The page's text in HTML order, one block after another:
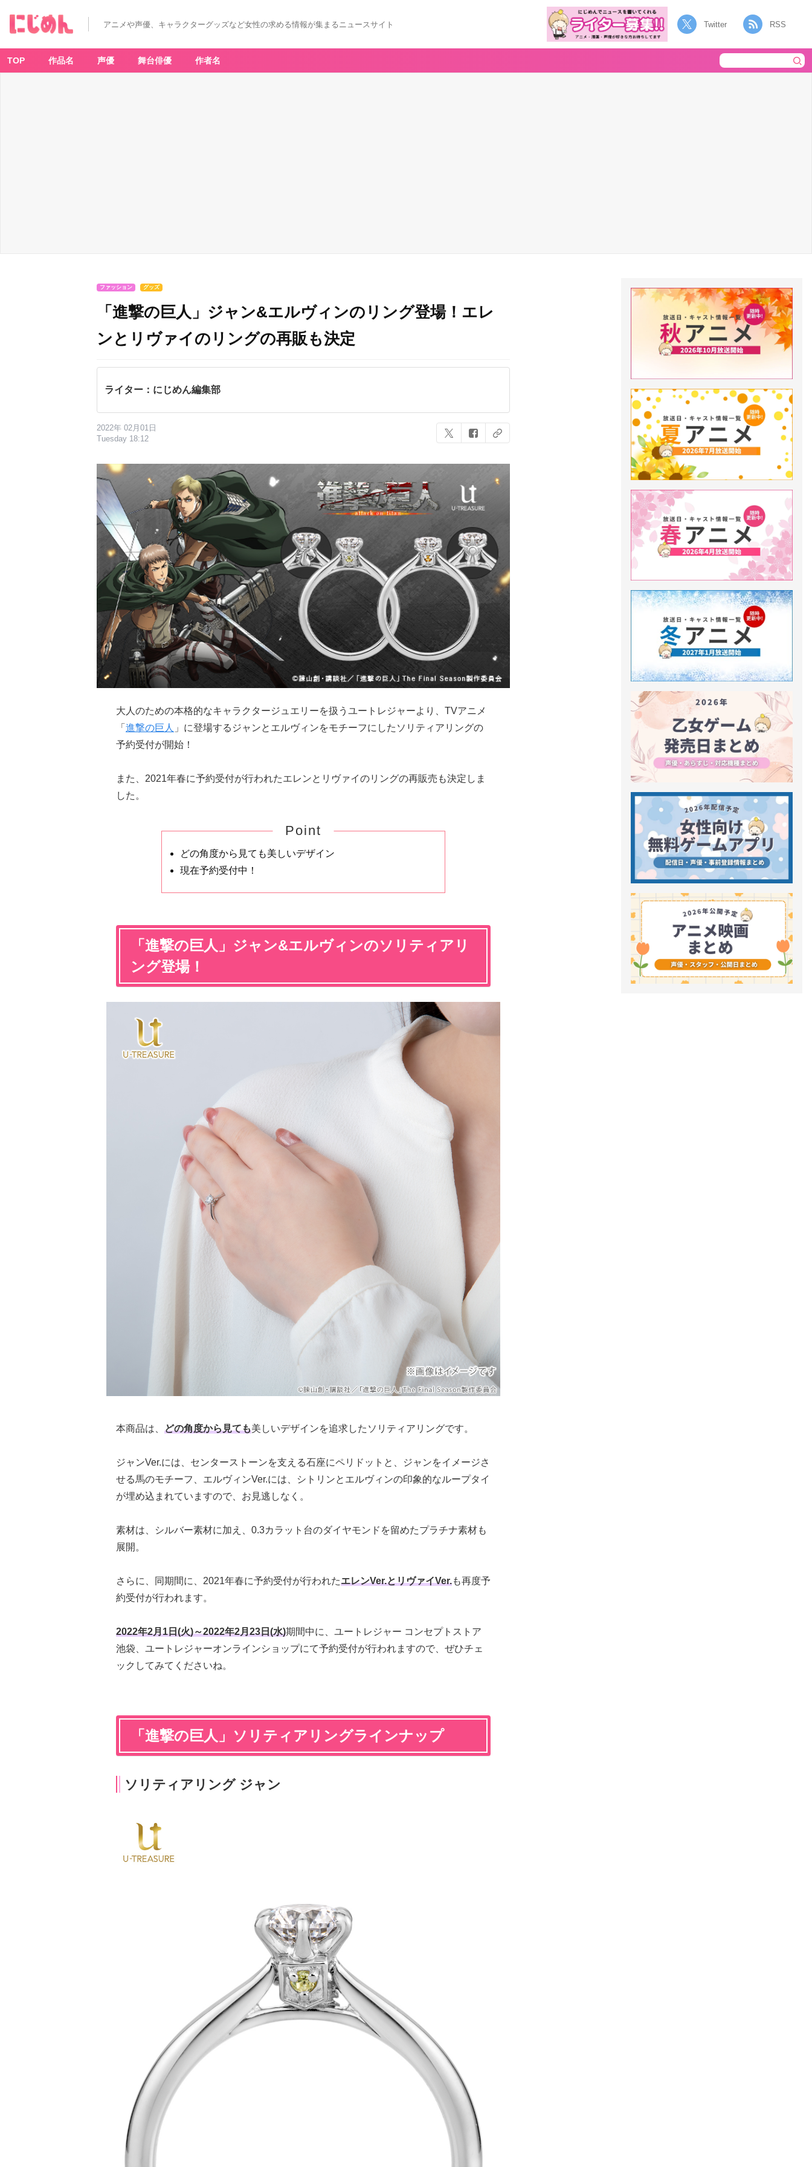
アニメや声優、キャラクターグッズなど女性の求める情報が集まるニュースサイト Twitter RSS
TOP 作品名 声優 舞台俳優 作者名
ファッション グッズ
「進撃の巨人」ジャン&エルヴィンのリング登場！エレ
ンとリヴァイのリングの再販も決定
ライター：にじめん編集部
2022年 02月01日
Tuesday 18:12
大人のための本格的なキャラクタージュエリーを扱うユートレジャーより、TVアニメ
「 進撃の巨人 」に登場するジャンとエルヴィンをモチーフにしたソリティアリングの
予約受付が開始！
また、2021年春に予約受付が行われたエレンとリヴァイのリングの再販売も決定しま
した。
Point
どの角度から見ても美しいデザイン
現在予約受付中！
「進撃の巨人」ジャン&エルヴィンのソリティアリ
ング登場！
本商品は、 どの角度から見ても美しいデザインを追求したソリティアリングです。
ジャンVer.には、センターストーンを支える石座にペリドットと、ジャンをイメージさ
せる馬のモチーフ、エルヴィンVer.には、シトリンとエルヴィンの印象的なループタイ
が埋め込まれていますので、お見逃しなく。
素材は、シルバー素材に加え、0.3カラット台のダイヤモンドを留めたプラチナ素材も
展開。
さらに、同期間に、2021年春に予約受付が行われたエレンVer.とリヴァイVer.も再度予
約受付が行われます。
2022年2月1日(火)～2022年2月23日(水)期間中に、ユートレジャー コンセプトストア
池袋、ユートレジャーオンラインショップにて予約受付が行われますので、ぜひチェ
ックしてみてくださいね。
「進撃の巨人」ソリティアリングラインナップ
ソリティアリング ジャン